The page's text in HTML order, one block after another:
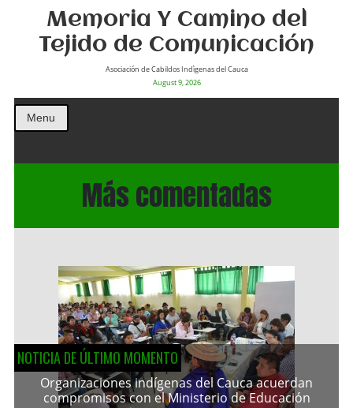
Memoria Y Camino del
Tejido de Comunicación
Asociación de Cabildos Indìgenas del Cauca
August 9, 2026
Menu
Más comentadas
NOTICIA DE ÚLTIMO MOMENTO
Organizaciones indígenas del Cauca acuerdan
compromisos con el Ministerio de Educación